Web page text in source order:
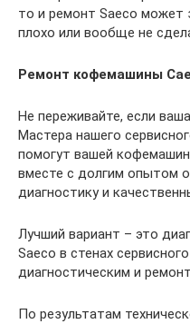
то и ремонт Saeco может
плохо или вообще не
Ремонт кофемашины
Не переживайте, если
Мастера нашего
помогут вашей
вместе с долгим опытом
диагностику и
Лучший вариант – это
Saeco в стенах
диагностическим и
По результатам